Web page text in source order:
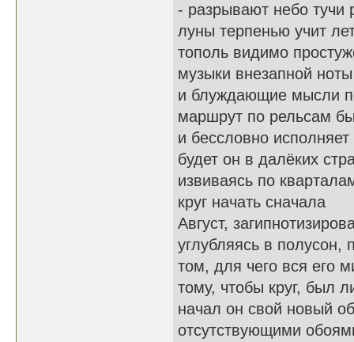
- разрывают небо тучи
луны терпенью учит
тополь видимо
музыки внезапной
и блуждающие мысли
маршрут по рельсам
и бессловно
будет он в далёких
извиваясь по
круг начать сначала
Август,
углубляясь в полусон,
том, для чего вся его
тому, чтобы круг, был
начал он свой новый
отсутствующими